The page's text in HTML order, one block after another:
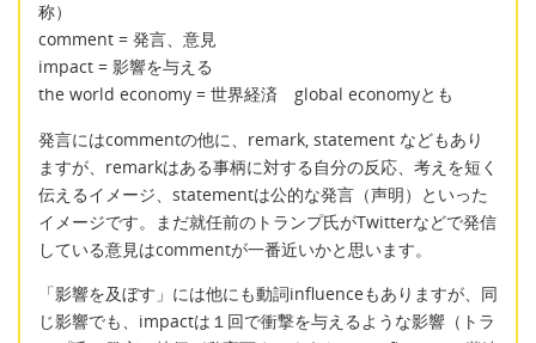
称）
comment = 発言、意見
impact = 影響を与える
the world economy = 世界経済 global economyとも
発言にはcommentの他に、remark, statement などもあり
ますが、remarkはある事柄に対する自分の反応、考えを短く
伝えるイメージ、statementは公的な発言（声明）といった
イメージです。まだ就任前のトランプ氏がTwitterなどで発信
している意見はcommentが一番近いかと思います。
「影響を及ぼす」には他にも動詞influenceもありますが、同
じ影響でも、impactは１回で衝撃を与えるような影響（トラ